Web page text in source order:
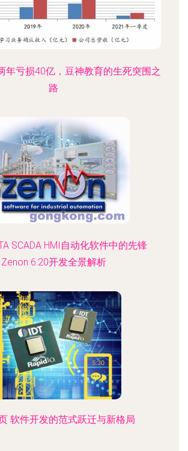
年亏损40亿，豆神教育的生死突围之
路
SCADA HMI自动化软件中的先锋
Zenon 6.20开发全景解析
软件开发的范式跃迁与新格局